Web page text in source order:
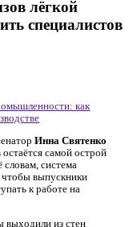
вызов
на производстве